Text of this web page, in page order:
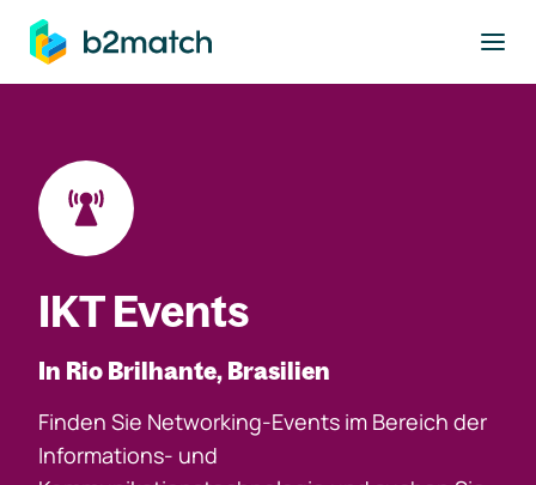
springen
IKT Events
In Rio Brilhante, Brasilien
Finden Sie Networking-Events im Bereich der
Informations- und